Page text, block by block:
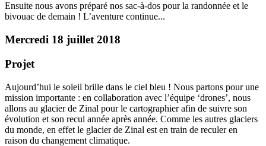
Ensuite nous avons préparé nos sac-à-dos pour la randonnée et le
bivouac de demain ! L’aventure continue...
Mercredi 18 juillet 2018
Projet
Aujourd’hui le soleil brille dans le ciel bleu ! Nous partons pour une
mission importante : en collaboration avec l’équipe ‘drones’, nous
allons au glacier de Zinal pour le cartographier afin de suivre son
évolution et son recul année après année. Comme les autres glaciers
du monde, en effet le glacier de Zinal est en train de reculer en
raison du changement climatique.